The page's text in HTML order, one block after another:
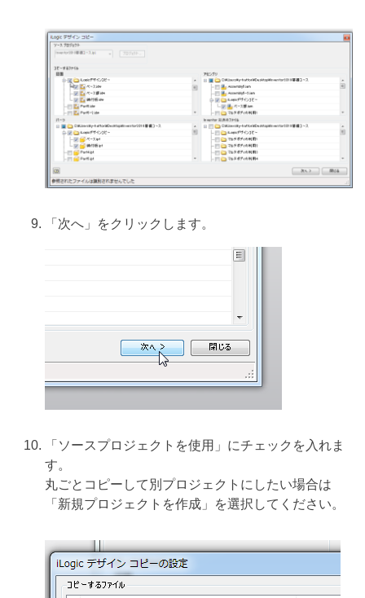
「次へ」をクリックします。
「ソースプロジェクトを使用」にチェックを入れま
す。
丸ごとコピーして別プロジェクトにしたい場合は
「新規プロジェクトを作成」を選択してください。